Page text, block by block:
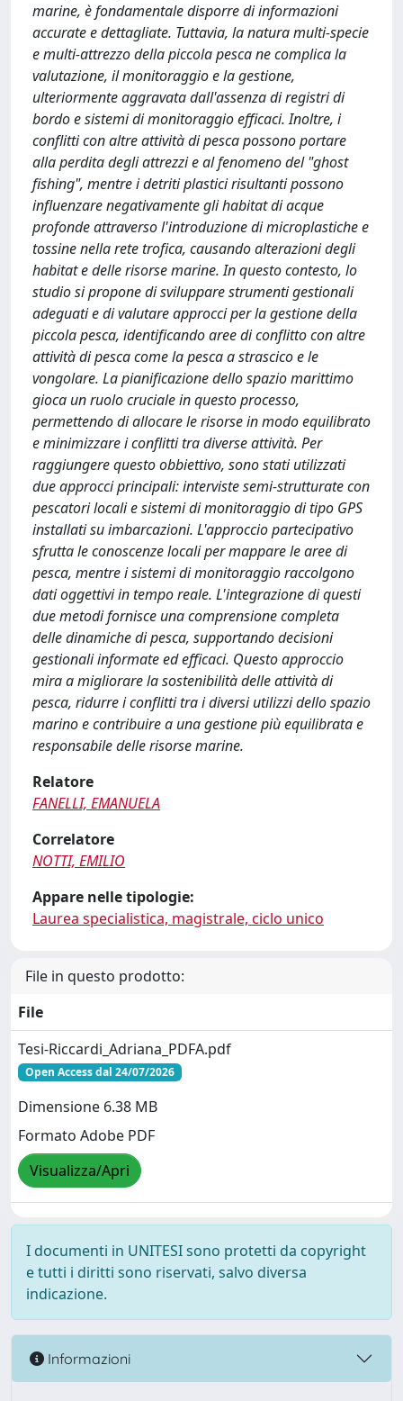
marine, è fondamentale disporre di informazioni
accurate e dettagliate. Tuttavia, la natura multi-specie
e multi-attrezzo della piccola pesca ne complica la
valutazione, il monitoraggio e la gestione,
ulteriormente aggravata dall'assenza di registri di
bordo e sistemi di monitoraggio efficaci. Inoltre, i
conflitti con altre attività di pesca possono portare
alla perdita degli attrezzi e al fenomeno del "ghost
fishing", mentre i detriti plastici risultanti possono
influenzare negativamente gli habitat di acque
profonde attraverso l'introduzione di microplastiche e
tossine nella rete trofica, causando alterazioni degli
habitat e delle risorse marine. In questo contesto, lo
studio si propone di sviluppare strumenti gestionali
adeguati e di valutare approcci per la gestione della
piccola pesca, identificando aree di conflitto con altre
attività di pesca come la pesca a strascico e le
vongolare. La pianificazione dello spazio marittimo
gioca un ruolo cruciale in questo processo,
permettendo di allocare le risorse in modo equilibrato
e minimizzare i conflitti tra diverse attività. Per
raggiungere questo obbiettivo, sono stati utilizzati
due approcci principali: interviste semi-strutturate con
pescatori locali e sistemi di monitoraggio di tipo GPS
installati su imbarcazioni. L'approccio partecipativo
sfrutta le conoscenze locali per mappare le aree di
pesca, mentre i sistemi di monitoraggio raccolgono
dati oggettivi in tempo reale. L'integrazione di questi
due metodi fornisce una comprensione completa
delle dinamiche di pesca, supportando decisioni
gestionali informate ed efficaci. Questo approccio
mira a migliorare la sostenibilità delle attività di
pesca, ridurre i conflitti tra i diversi utilizzi dello spazio
marino e contribuire a una gestione più equilibrata e
responsabile delle risorse marine.
Relatore
FANELLI, EMANUELA
Correlatore
NOTTI, EMILIO
Appare nelle tipologie:
Laurea specialistica, magistrale, ciclo unico
File in questo prodotto:
File
Tesi-Riccardi_Adriana_PDFA.pdf
Open Access dal 24/07/2026
Dimensione 6.38 MB
Formato Adobe PDF
Visualizza/Apri
I documenti in UNITESI sono protetti da copyright
e tutti i diritti sono riservati, salvo diversa
indicazione.
Informazioni